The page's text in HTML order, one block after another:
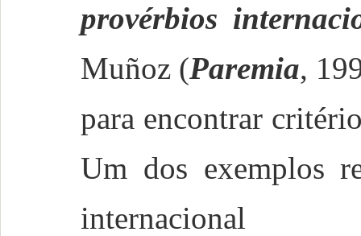
provérbios
Muñoz (Paremia,
para encontrar
Um dos exemplos
internacional